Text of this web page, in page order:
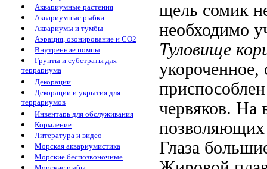
Аквариумные растения
Аквариумные рыбки
Аквариумы и тумбы
Аэрация, озонирование и CO2
Внутренние помпы
Грунты и субстраты для
террариума
Декорации
Декорации и укрытия для
террариумов
Инвентарь для обслуживания
Кормление
Литература и видео
Морская аквариумистика
Морские беспозвоночные
щель сомик
необходимо
Туловище
червяков. На
позволяющих
Глаза